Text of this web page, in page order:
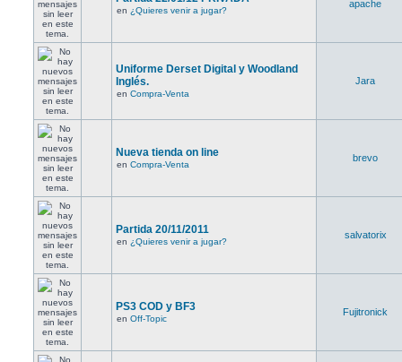
en ¿Quieres venir a jugar?
apache
Uniforme Derset Digital y Woodland
Inglés.
en Compra-Venta
Jara
Nueva tienda on line
en Compra-Venta
brevo
Partida 20/11/2011
en ¿Quieres venir a jugar?
salvatorix
PS3 COD y BF3
en Off-Topic
Fujitronick